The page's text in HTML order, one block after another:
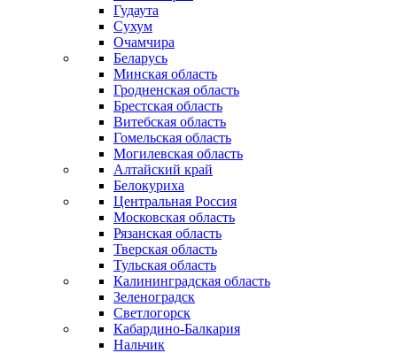
Гудаута
Сухум
Очамчира
Беларусь
Минская область
Гродненская область
Брестская область
Витебская область
Гомельская область
Могилевская область
Алтайский край
Белокуриха
Центральная Россия
Московская область
Рязанская область
Тверская область
Тульская область
Калининградская область
Зеленоградск
Светлогорск
Кабардино-Балкария
Нальчик